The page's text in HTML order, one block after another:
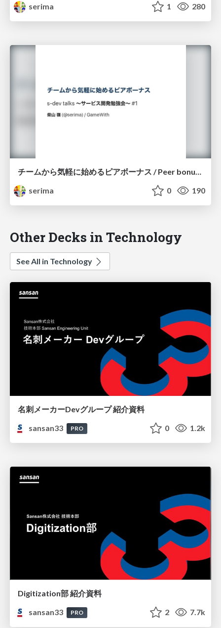
serima
1 280
チームから気軽に始めるピアボーナス / Peer bonus to feel free to start with the team
serima
0 190
Other Decks in Technology
See All in Technology
名刺メーカーDevグループ 紹介資料
sansan33
PRO 0 1.2k
Digitization部 紹介資料
sansan33
PRO 2 7.7k